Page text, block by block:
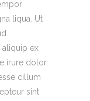
liqua. Ut
aliquip ex
irure dolor
cillum
sint